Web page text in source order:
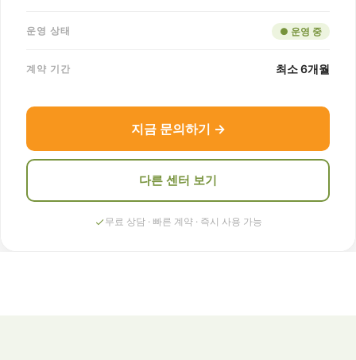
운영 상태 ● 운영 중
계약 기간 최소 6개월
지금 문의하기 →
다른 센터 보기
무료 상담 · 빠른 계약 · 즉시 사용 가능